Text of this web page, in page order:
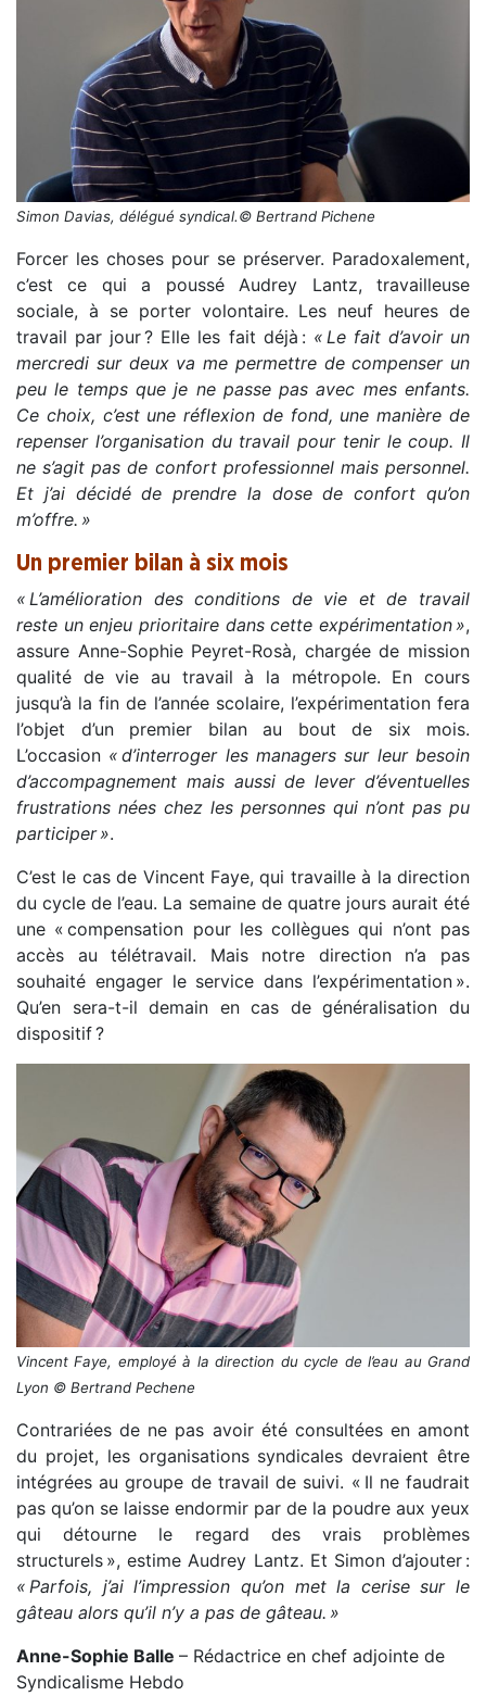
Simon Davias, délégué syndical.© Bertrand Pichene
Forcer les choses pour se préserver. Paradoxalement,
c’est ce qui a poussé Audrey Lantz, travailleuse
sociale, à se porter volontaire. Les neuf heures de
travail par jour ? Elle les fait déjà : « Le fait d’avoir un
mercredi sur deux va me permettre de compenser un
peu le temps que je ne passe pas avec mes enfants.
Ce choix, c’est une réflexion de fond, une manière de
repenser l’organisation du travail pour tenir le coup. Il
ne s’agit pas de confort professionnel mais personnel.
Et j’ai décidé de prendre la dose de confort qu’on
m’offre. »
Un premier bilan à six mois
« L’amélioration des conditions de vie et de travail
reste un enjeu prioritaire dans cette expérimentation »,
assure Anne-Sophie Peyret-Rosà, chargée de mission
qualité de vie au travail à la métropole. En cours
jusqu’à la fin de l’année scolaire, l’expérimentation fera
l’objet d’un premier bilan au bout de six mois.
L’occasion « d’interroger les managers sur leur besoin
d’accompagnement mais aussi de lever d’éventuelles
frustrations nées chez les personnes qui n’ont pas pu
participer ».
C’est le cas de Vincent Faye, qui travaille à la direction
du cycle de l’eau. La semaine de quatre jours aurait été
une « compensation pour les collègues qui n’ont pas
accès au télétravail. Mais notre direction n’a pas
souhaité engager le service dans l’expérimentation ».
Qu’en sera-t-il demain en cas de généralisation du
dispositif ?
Vincent Faye, employé à la direction du cycle de l’eau au Grand
Lyon © Bertrand Pechene
Contrariées de ne pas avoir été consultées en amont
du projet, les organisations syndicales devraient être
intégrées au groupe de travail de suivi. « Il ne faudrait
pas qu’on se laisse endormir par de la poudre aux yeux
qui détourne le regard des vrais problèmes
structurels », estime Audrey Lantz. Et Simon d’ajouter :
« Parfois, j’ai l’impression qu’on met la cerise sur le
gâteau alors qu’il n’y a pas de gâteau. »
Anne-Sophie Balle – Rédactrice en chef adjointe de
Syndicalisme Hebdo